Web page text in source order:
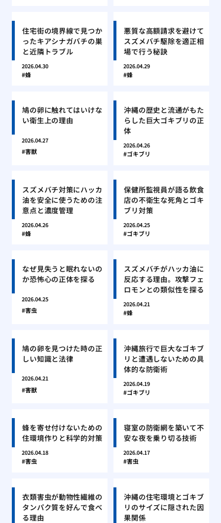
住宅街の境界線で見つか
ったキアシナガバチの巣
と近隣トラブル
2026.04.30
蜂
悪質な高額請求を避けて
スズメバチ駆除を適正相
場で行う秘訣
2026.04.29
蜂
鳩の卵に触れてはいけな
い衛生上の理由
2026.04.27
害獣
沖縄の歴史と流通がもた
らした巨大ゴキブリの正
体
2026.04.26
ゴキブリ
スズメバチ対策にハッカ
油を安全に使うための注
意点と濃度管理
2026.04.26
蜂
保健所監視員が語る飲食
店の不衛生な死角とゴキ
ブリ対策
2026.04.25
ゴキブリ
なぜ見失うと眠れないの
か恐怖心の正体を探る
2026.04.25
害虫
スズメバチがハッカ油に
反応する理由。攻撃フェ
ロモンとの類似性を探る
2026.04.21
蜂
鳩の卵を見つけた時の正
しい知識と法律
2026.04.21
害獣
沖縄旅行で巨大なゴキブ
リと遭遇しないための具
体的な防衛術
2026.04.19
ゴキブリ
蜂を寄せ付けないための
住環境作りと科学的対策
2026.04.18
害虫
寝室の防衛網を築いて不
安な夜を乗り切る技術
2026.04.17
害虫
衣類害虫が動物性繊維の
タンパク質を好んで食べ
る理由
沖縄の住宅環境とゴキブ
リのサイズに隠された因
果関係